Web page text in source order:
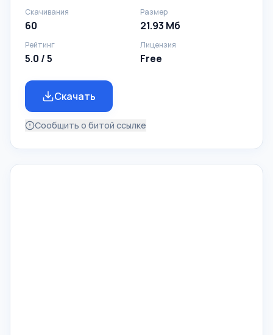
Скачивания
60
Размер
21.93 Мб
Рейтинг
5.0 / 5
Лицензия
Free
Скачать
Сообщить о битой ссылке